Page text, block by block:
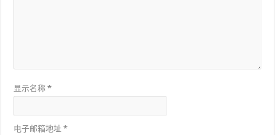
显示名称*
电子邮箱地址*